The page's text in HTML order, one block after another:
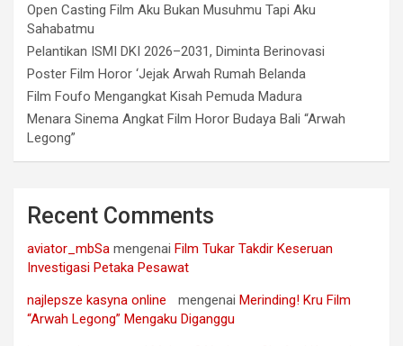
Open Casting Film Aku Bukan Musuhmu Tapi Aku
Sahabatmu
Pelantikan ISMI DKI 2026–2031, Diminta Berinovasi
Poster Film Horor ‘Jejak Arwah Rumah Belanda
Film Foufo Mengangkat Kisah Pemuda Madura
Menara Sinema Angkat Film Horor Budaya Bali “Arwah
Legong”
Recent Comments
aviator_mbSa mengenai Film Tukar Takdir Keseruan
Investigasi Petaka Pesawat
najlepsze kasyna online
mengenai Merinding! Kru Film
“Arwah Legong” Mengaku Diganggu